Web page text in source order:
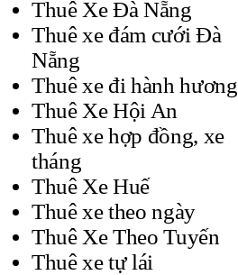
Thuê Xe Đà Nẵng
Thuê xe đám cưới Đà
Nẵng
Thuê xe đi hành hương
Thuê Xe Hội An
Thuê xe hợp đồng, xe
tháng
Thuê Xe Huế
Thuê xe theo ngày
Thuê Xe Theo Tuyến
Thuê xe tự lái